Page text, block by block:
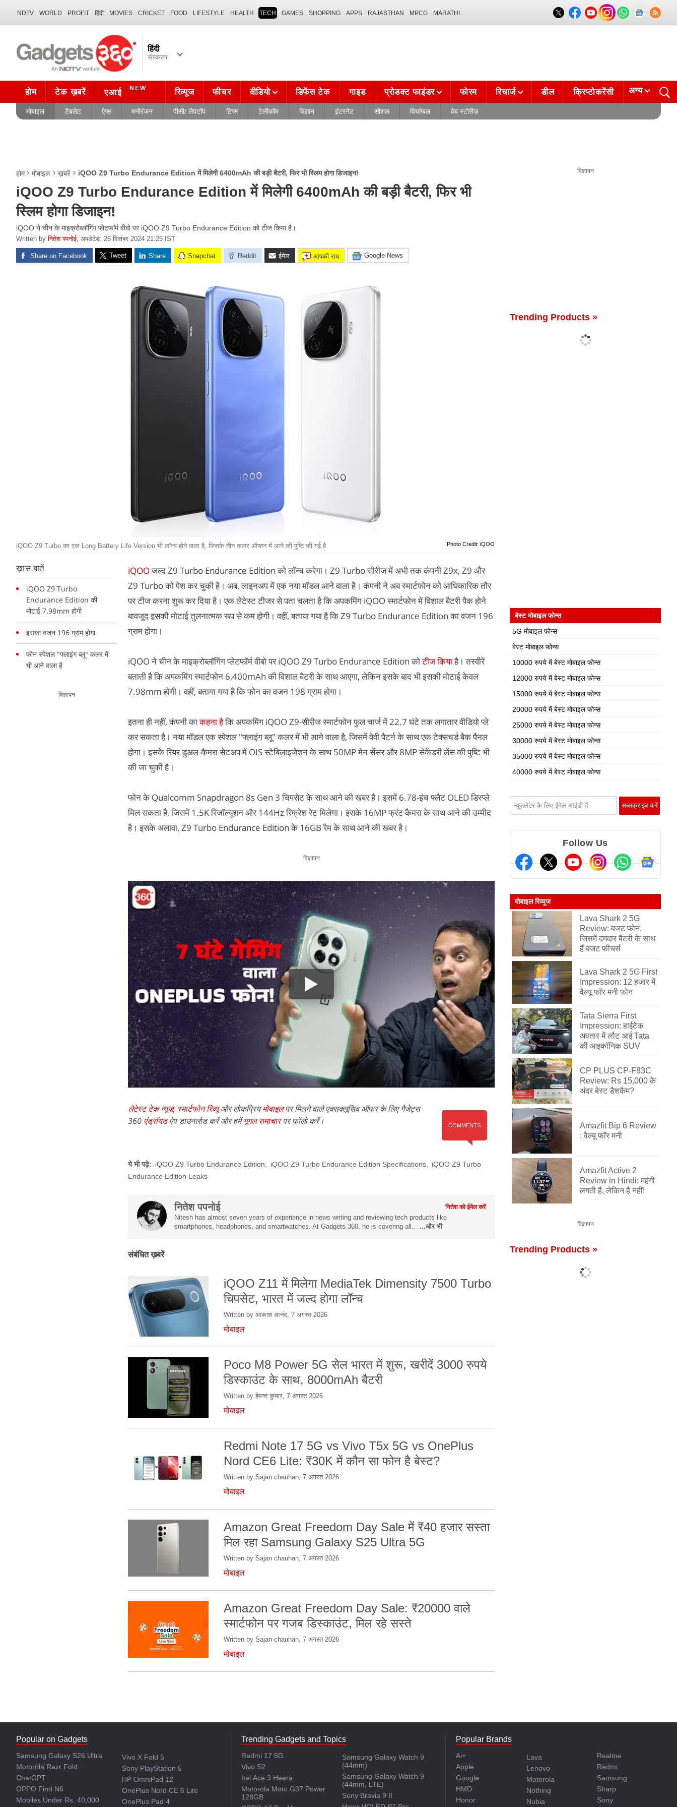
NDTV WORLD PROFIT हिंदी MOVIES CRICKET FOOD LIFESTYLE HEALTH TECH GAMES SHOPPING APPS RAJASTHAN MPCG MARATHI
हिंदी
संस्करण
होम टेक ख़बरें एआई NEW रिव्यूज फीचर वीडियो डिफेंस टेक गाइड प्रोडक्ट फाइंडर फोरम रिचार्ज डील क्रिप्टोकरेंसी अन्य
मोबाइल टैबलेट ऐप्स मनोरंजन पीसी/ लैपटॉप टिप्स टेलीकॉम विज्ञान इंटरनेट सोशल वियरेबल वेब स्टोरीज़
होम मोबाइल ख़बरें iQOO Z9 Turbo Endurance Edition में मिलेगी 6400mAh की बड़ी बैटरी, फिर भी स्लिम होगा डिजाइन!
iQOO Z9 Turbo Endurance Edition में मिलेगी 6400mAh की बड़ी बैटरी, फिर भी
स्लिम होगा डिजाइन!
iQOO ने चीन के माइक्रोब्लॉगिंग प्लेटफॉर्म वीबो पर iQOO Z9 Turbo Endurance Edition को टीज किया है।
Written byनितेश पपनोई, अपडेटेड: 26 दिसंबर 2024 21:25 IST
Share on Facebook Tweet Share Snapchat Reddit ईमेल आपकी राय Google News
Photo Credit: iQOO
iQOO Z9 Turbo का एक Long Battery Life Version भी लॉन्च होने वाला है, जिसके तीन कलर ऑप्शन में आने की पुष्टि की गई है
ख़ास बातें
iQOO Z9 Turbo
Endurance Edition की
मोटाई 7.98mm होगी
इसका वजन 196 ग्राम होगा
फोन स्पेशल "फ्लाइंग ब्लू" कलर में
भी आने वाला है
विज्ञापन
iQOOजल्द Z9 Turbo Endurance Edition को लॉन्च करेगा। Z9 Turbo सीरीज में अभी तक कंपनी Z9x, Z9 और
Z9 Turbo को पेश कर चुकी है। अब, लाइनअप में एक नया मॉडल आने वाला है। कंपनी ने अब स्मार्टफोन को आधिकारिक तौर
पर टीज करना शुरू कर दिया है। एक लेटेस्ट टीजर से पता चलता है कि अपकमिंग iQOO स्मार्टफोन में विशाल बैटरी पैक होने
बावजूद इसकी मोटाई तुलनात्मक रूप से कम होगी। वहीं, बताया गया है कि Z9 Turbo Endurance Edition का वजन 196
ग्राम होगा।
iQOO ने चीन के माइक्रोब्लॉगिंग प्लेटफॉर्म वीबो पर iQOO Z9 Turbo Endurance Edition कोटीज कियाहै। तस्वीरें
बताती है कि अपकमिंग स्मार्टफोन 6,400mAh की विशाल बैटरी के साथ आएगा, लेकिन इसके बाद भी इसकी मोटाई केवल
7.98mm होगी। वहीं, बताया गया है कि फोन का वजन 198 ग्राम होगा।
इतना ही नहीं, कंपनी काकहना हैकि अपकमिंग iQOO Z9-सीरीज स्मार्टफोन फुल चार्ज में 22.7 घंटे तक लगातार वीडियो प्ले
कर सकता है। नया मॉडल एक स्पेशल "फ्लाइंग ब्लू" कलर में भी आने वाला है, जिसमें वेवी पैटर्न के साथ एक टेक्सचर्ड बैक पैनल
होगा। इसके रियर डुअल-कैमरा सेटअप में OIS स्टेबिलाइजेशन के साथ 50MP मेन सेंसर और 8MP सेकेंडरी लेंस की पुष्टि भी
की जा चुकी है।
फोन के Qualcomm Snapdragon 8s Gen 3 चिपसेट के साथ आने की खबर है। इसमें 6.78-इंच फ्लैट OLED डिस्प्ले
मिल सकता है, जिसमें 1.5K रिजॉल्यूशन और 144Hz रिफ्रेश रेट मिलेगा। इसके 16MP फ्रंट कैमरा के साथ आने की उम्मीद
है। इसके अलावा, Z9 Turbo Endurance Edition के 16GB रैम के साथ आने की खबर है।
विज्ञापन
COMMENTS
लेटेस्ट टेक न्यूज़, स्मार्टफोन रिव्यूऔर लोकप्रियमोबाइलपर मिलने वाले एक्सक्लूसिव ऑफर के लिए गैजेट्स
360 एंड्रॉयडऐप डाउनलोड करें और हमेंगूगल समाचारपर फॉलो करें।
ये भी पढ़े: iQOO Z9 Turbo Endurance Edition iQOO Z9 Turbo Endurance Edition Specifications
iQOO Z9 Turbo
Endurance Edition Leaks
नितेश पपनोई नितेश को ईमेल करें
Nitesh has almost seven years of experience in news writing and reviewing tech products like
smartphones, headphones, and smartwatches. At Gadgets 360, he is covering all... ...और भी
संबंधित ख़बरें
iQOO Z11 में मिलेगा MediaTek Dimensity 7500 Turbo
चिपसेट, भारत में जल्द होगा लॉन्च
Written by आकाश आनंद, 7 अगस्त 2026
मोबाइल
Poco M8 Power 5G सेल भारत में शुरू, खरीदें 3000 रुपये
डिस्काउंट के साथ, 8000mAh बैटरी
Written by हेमन्त कुमार, 7 अगस्त 2026
मोबाइल
Redmi Note 17 5G vs Vivo T5x 5G vs OnePlus
Nord CE6 Lite: ₹30K में कौन सा फोन है बेस्ट?
Written by Sajan chauhan, 7 अगस्त 2026
मोबाइल
Amazon Great Freedom Day Sale में ₹40 हजार सस्ता
मिल रहा Samsung Galaxy S25 Ultra 5G
Written by Sajan chauhan, 7 अगस्त 2026
मोबाइल
Amazon Great Freedom Day Sale: ₹20000 वाले
स्मार्टफोन पर गजब डिस्काउंट, मिल रहे सस्ते
Written by Sajan chauhan, 7 अगस्त 2026
मोबाइल
विज्ञापन
Trending Products »
बेस्ट मोबाइल फोन्स
5G मोबाइल फोन्स
बेस्ट मोबाइल फोन्स
10000 रुपये में बेस्ट मोबाइल फोन्स
12000 रुपये में बेस्ट मोबाइल फोन्स
15000 रुपये में बेस्ट मोबाइल फोन्स
20000 रुपये में बेस्ट मोबाइल फोन्स
25000 रुपये में बेस्ट मोबाइल फोन्स
30000 रुपये में बेस्ट मोबाइल फोन्स
35000 रुपये में बेस्ट मोबाइल फोन्स
40000 रुपये में बेस्ट मोबाइल फोन्स
Follow Us
मोबाइल रिव्यूज
Lava Shark 2 5G
Review: बजट फोन,
जिसमें दमदार बैटरी के साथ
हैं बजट फीचर्स
Lava Shark 2 5G First
Impression: 12 हजार में
वैल्यू फॉर मनी फोन
Tata Sierra First
Impression: हाईटेक
अवतार में लौट आई Tata
की आइकॉनिक SUV
CP PLUS CP-F83C
Review: Rs 15,000 के
अंदर बेस्ट डैशकैम?
Amazfit Bip 6 Review
: वैल्यू फॉर मनी
Amazfit Active 2
Review in Hindi: महंगी
लगती है, लेकिन है नहीं!
विज्ञापन
Trending Products »
Popular on Gadgets
Samsung Galaxy S26 Ultra
Motorola Razr Fold
ChatGPT
OPPO Find N6
Mobiles Under Rs. 40,000
Vivo X Fold 5
Sony PlayStation 5
HP OmniPad 12
OnePlus Nord CE 6 Lite
OnePlus Pad 4
Trending Gadgets and Topics
Redmi 17 5G
Vivo S2
Itel Ace 3 Heera
Motorola Moto G37 Power
128GB
Samsung Galaxy Watch 9
(44mm)
Samsung Galaxy Watch 9
(44mm, LTE)
Sony Bravia 9 II
Popular Brands
Ai+
Apple
Google
HMD
Honor
Lava
Lenovo
Motorola
Nothing
Nubia
Realme
Redmi
Samsung
Sharp
Sony